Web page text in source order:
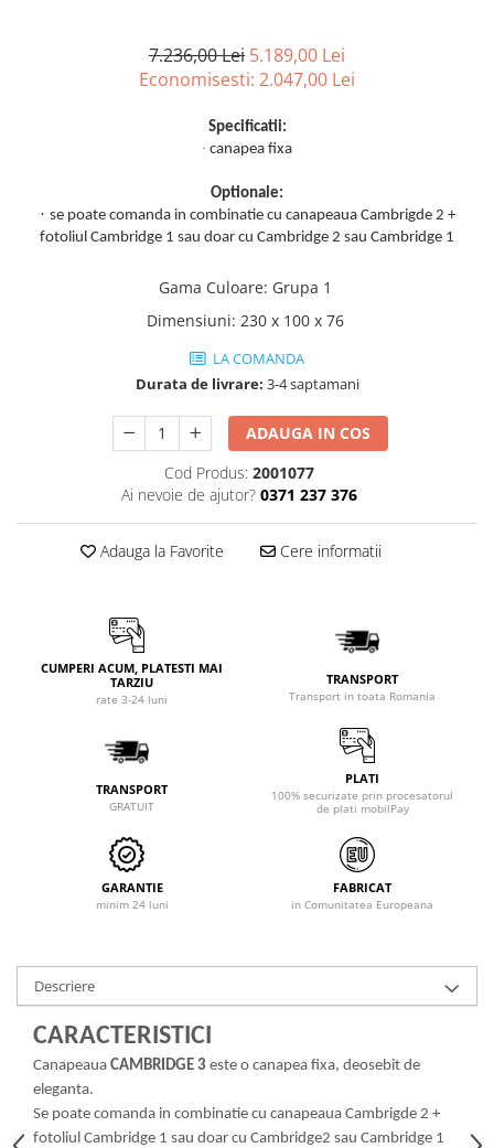
7.236,00 Lei 5.189,00 Lei
Economisesti: 2.047,00 Lei
Specificatii:
· canapea fixa
Optionale:
· se poate comanda in combinatie cu canapeaua Cambrigde 2 +
fotoliul Cambridge 1 sau doar cu Cambridge 2 sau Cambridge 1
Gama Culoare: Grupa 1
Dimensiuni: 230 x 100 x 76
LA COMANDA
Durata de livrare: 3-4 saptamani
ADAUGA IN COS
Cod Produs: 2001077
Ai nevoie de ajutor? 0371 237 376
Adauga la Favorite Cere informatii
CUMPERI ACUM, PLATESTI MAI
TARZIU
rate 3-24 luni
TRANSPORT
Transport in toata Romania
TRANSPORT
GRATUIT
PLATI
100% securizate prin procesatorul
de plati mobilPay
GARANTIE
minim 24 luni
FABRICAT
in Comunitatea Europeana
Descriere
CARACTERISTICI
Canapeaua CAMBRIDGE 3 este o canapea fixa, deosebit de
eleganta.
Se poate comanda in combinatie cu canapeaua Cambrigde 2 +
fotoliul Cambridge 1 sau doar cu Cambridge2 sau Cambridge 1